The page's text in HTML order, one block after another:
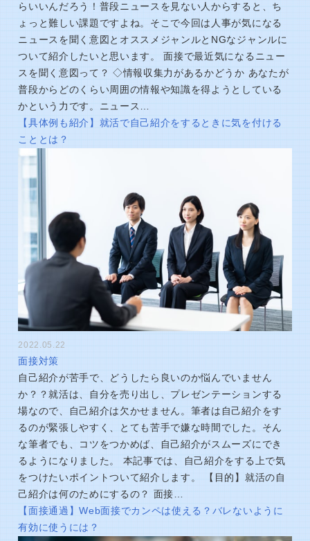
らいいんだろう！普段ニュースを見ない人からすると、ち
ょっと難しい課題ですよね。そこで今回は人事が気になる
ニュースを聞く意図とオススメジャンルとNGなジャンルに
ついて紹介したいと思います。 面接で最近気になるニュー
スを聞く意図って？ ◇情報収集力があるかどうか あなたが
普段からどのくらい周囲の情報や知識を得ようとしている
かという力です。ニュース…
【具体例も紹介】就活で自己紹介をするときに気を付ける
こととは？
2022.05.22
面接対策
自己紹介が苦手で、どうしたら良いのか悩んでいません
か？？就活は、自分を売り出し、プレゼンテーションする
場なので、自己紹介は欠かせません。筆者は自己紹介をす
るのが緊張しやすく、とても苦手で嫌な時間でした。そん
な筆者でも、コツをつかめば、自己紹介がスムーズにでき
るようになりました。 本記事では、自己紹介をする上で気
をつけたいポイントついて紹介します。 【目的】就活の自
己紹介は何のためにするの？ 面接…
【面接通過】Web面接でカンペは使える？バレないように
有効に使うには？